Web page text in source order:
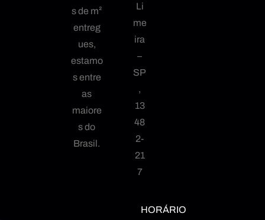
s de m²
entreg
ues,
estamo
s entre
as
maiore
s do
Brasil.
Li
me
ira
–
SP
,
13
48
2-
21
7
HORÁRIO